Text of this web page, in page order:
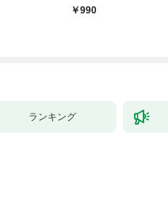
係 クンダ
ン体質
￥990
ランキング